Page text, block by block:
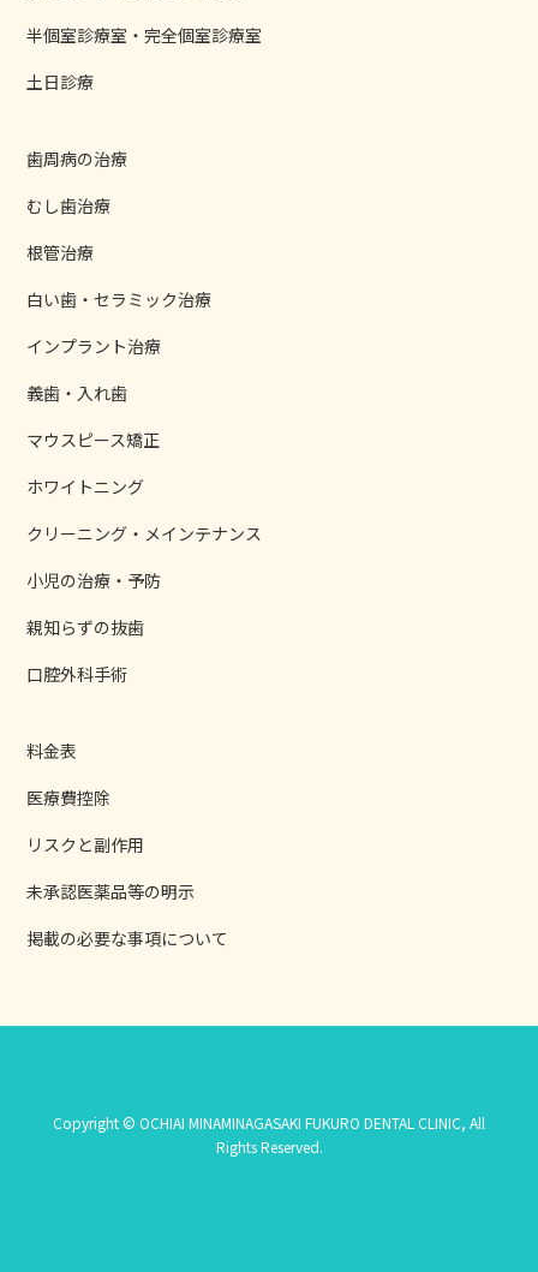
半個室診療室・完全個室診療室
土日診療
歯周病の治療
むし歯治療
根管治療
白い歯・セラミック治療
インプラント治療
義歯・入れ歯
マウスピース矯正
ホワイトニング
クリーニング・メインテナンス
小児の治療・予防
親知らずの抜歯
口腔外科手術
料金表
医療費控除
リスクと副作用
未承認医薬品等の明示
掲載の必要な事項について
Copyright © OCHIAI MINAMINAGASAKI FUKURO DENTAL CLINIC, All
Rights Reserved.